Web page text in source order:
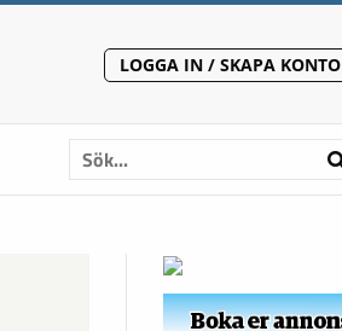
LOGGA IN / SKAPA KONTO